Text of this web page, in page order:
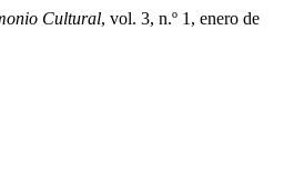
Cultural, vol. 3, n.º 1, enero de